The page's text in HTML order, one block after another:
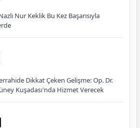
Nur Keklik Bu Kez Başarısıyla
Dikkat Çeken Gelişme: Op. Dr.
Kuşadası'nda Hizmet Verecek